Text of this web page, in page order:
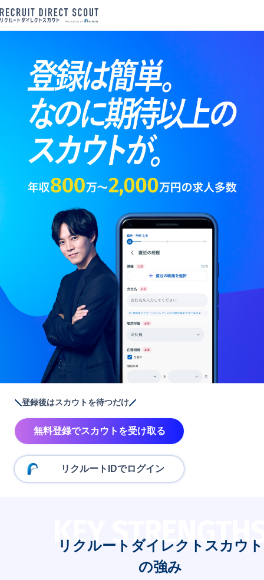
登録後はスカウトを待つだけ
無料登録でスカウトを受け取る
リクルートIDでログイン
KEY
リクルートダイレクトスカウト
の強み